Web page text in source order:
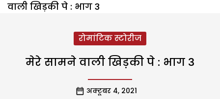
वाली खिड़की पे : भाग 3
रोमांटिक स्टोरीज
मेरे सामने वाली खिड़की पे : भाग 3
अक्टूबर 4, 2021